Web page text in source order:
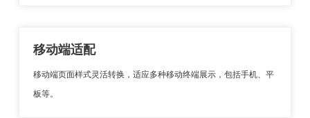
移动端适配
移动端页面样式灵活转换，适应多种移动终端展示，包括手机、平
板等。